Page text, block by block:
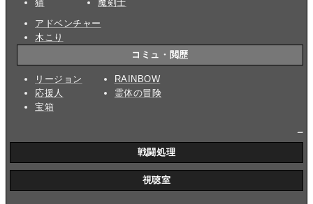
猫
魔剣士
アドベンチャー
木こり
コミュ・閲歴
リージョン
応援人
宝箱
RAINBOW
霊体の冒険
戦闘処理
視聴室